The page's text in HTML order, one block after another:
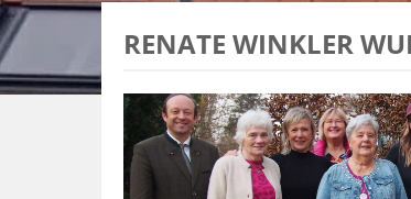
RENATE WINKLER